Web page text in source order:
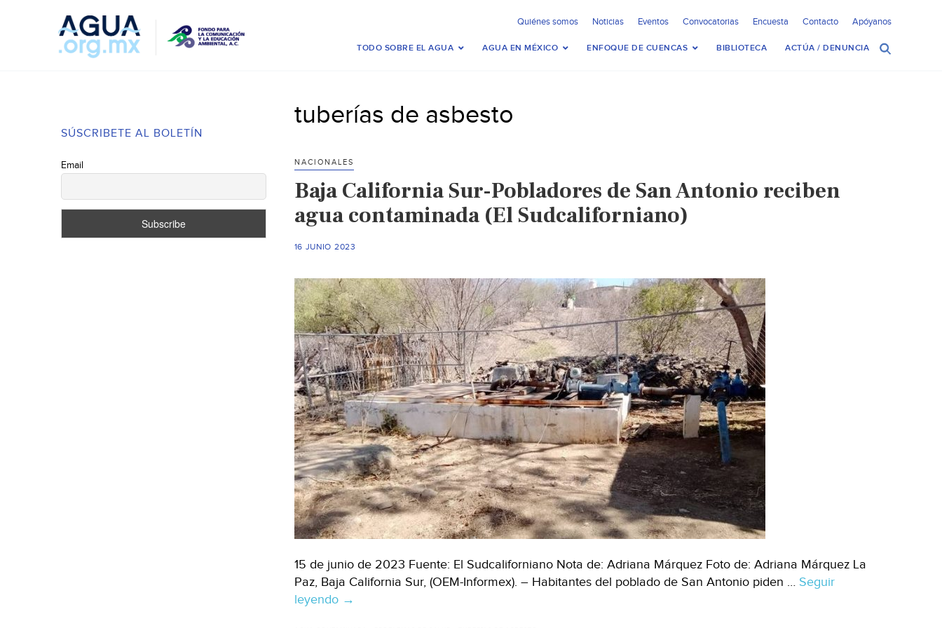
Quiénes somos Noticias Eventos Convocatorias Encuesta Contacto Apóyanos
TODO SOBRE EL AGUA AGUA EN MÉXICO ENFOQUE DE CUENCAS BIBLIOTECA ACTÚA / DENUNCIA
SÚSCRIBETE AL BOLETÍN
Email
tuberías de asbesto
NACIONALES
Baja California Sur-Pobladores de San Antonio reciben
agua contaminada (El Sudcaliforniano)
16 JUNIO 2023
15 de junio de 2023 Fuente: El Sudcaliforniano Nota de: Adriana Márquez Foto de: Adriana Márquez La
Paz, Baja California Sur, (OEM-Informex). – Habitantes del poblado de San Antonio piden … Seguir
leyendo Baja
→